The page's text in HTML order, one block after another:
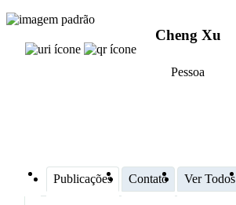
Cheng Xu
Pessoa
Publicações Contato Ver Todos